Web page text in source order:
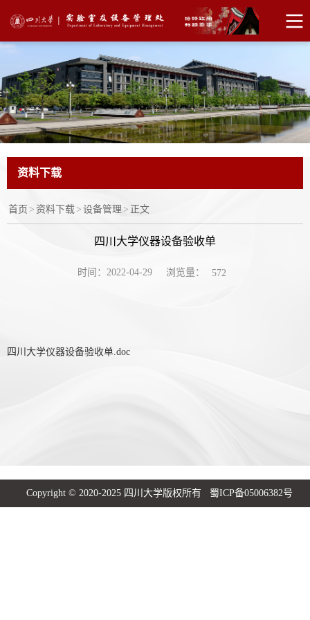
资料下载
首页 > 资料下载> 设备管理 > 正文
四川大学仪器设备验收单
时间：2022-04-29 浏览量： 572
四川大学仪器设备验收单.doc
Copyright © 2020-2025 四川大学版权所有 蜀ICP备05006382号